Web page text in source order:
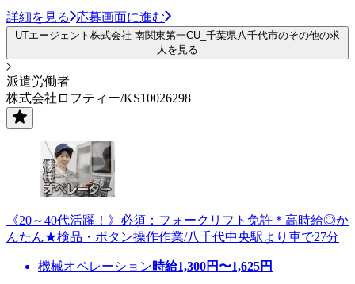
詳細を見る 応募画面に進む
UTエージェント株式会社 南関東第一CU_千葉県八千代市のその他の求
人を見る
派遣労働者
株式会社ロフティー/KS10026298
《20～40代活躍！》必須：フォークリフト免許＊高時給◎か
んたん★検品・ボタン操作作業/八千代中央駅より車で27分
機械オペレーション時給1,300円〜1,625円